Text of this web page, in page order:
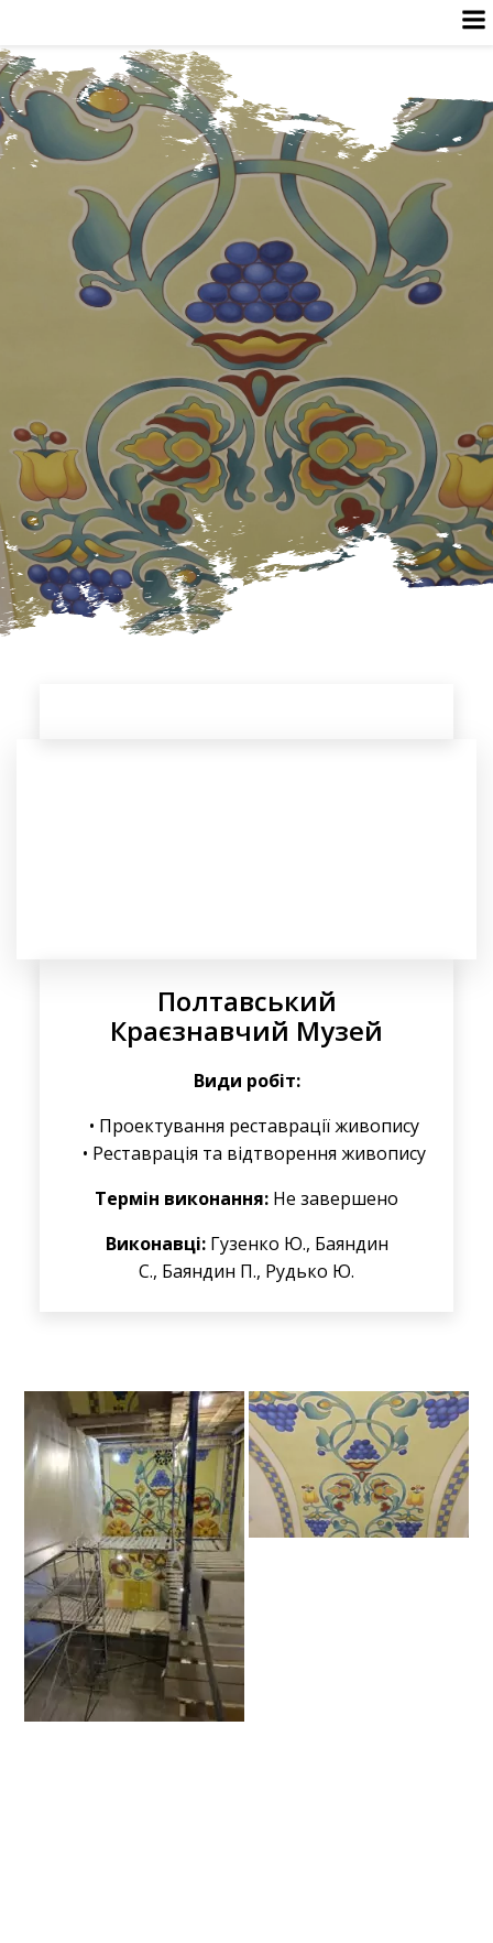
Полтавський
Краєзнавчий Музей
Види робіт:
Проектування реставрації живопису
Реставрація та відтворення живопису
Термін виконання: Не завершено
Виконавці:Гузенко Ю., Баяндин
С., Баяндин П., Рудько Ю.